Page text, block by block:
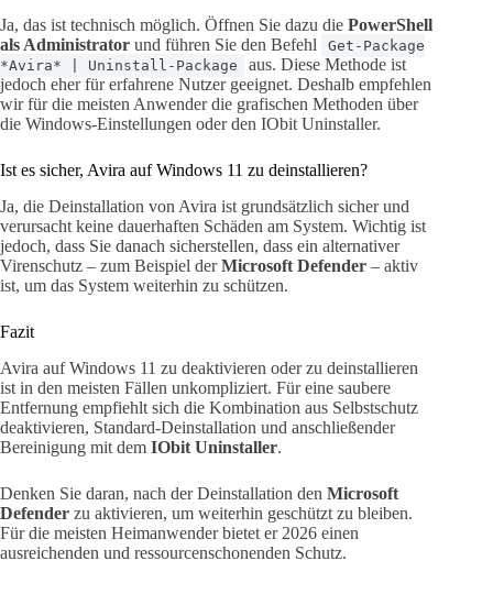
Ja, das ist technisch möglich. Öffnen Sie dazu die PowerShell
als Administrator und führen Sie den Befehl
Get-Package
*Avira* | Uninstall-Package
aus. Diese Methode ist
jedoch eher für erfahrene Nutzer geeignet. Deshalb empfehlen
wir für die meisten Anwender die grafischen Methoden über
die Windows-Einstellungen oder den IObit Uninstaller.
Ist es sicher, Avira auf Windows 11 zu deinstallieren?
Ja, die Deinstallation von Avira ist grundsätzlich sicher und
verursacht keine dauerhaften Schäden am System. Wichtig ist
jedoch, dass Sie danach sicherstellen, dass ein alternativer
Virenschutz – zum Beispiel derMicrosoft Defender – aktiv
ist, um das System weiterhin zu schützen.
Fazit
Avira auf Windows 11 zu deaktivieren oder zu deinstallieren
ist in den meisten Fällen unkompliziert. Für eine saubere
Entfernung empfiehlt sich die Kombination aus Selbstschutz
deaktivieren, Standard-Deinstallation und anschließender
Bereinigung mit dem IObit Uninstaller.
Denken Sie daran, nach der Deinstallation den Microsoft
Defender zu aktivieren, um weiterhin geschützt zu bleiben.
Für die meisten Heimanwender bietet er 2026 einen
ausreichenden und ressourcenschonenden Schutz.